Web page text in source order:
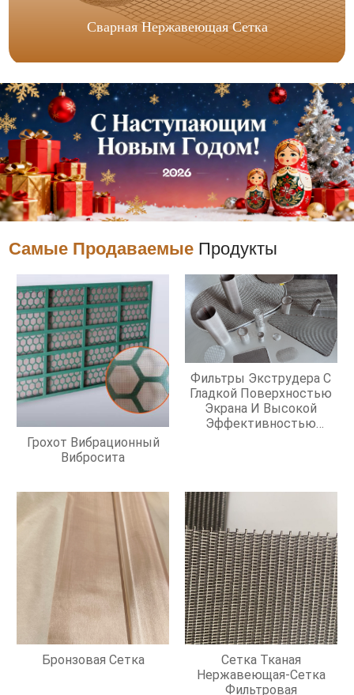
Сварная Нержавеющая Сетка
Самые Продаваемые Продукты
Грохот Вибрационный
Вибросита
Фильтры Экструдера С
Гладкой Поверхностью
Экрана И Высокой
Эффективностью
Бронзовая Сетка
Сетка Тканая
Нержавеющая-Сетка
Фильтровая